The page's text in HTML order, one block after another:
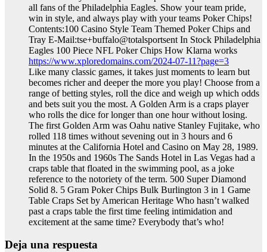
all fans of the Philadelphia Eagles. Show your team pride,
win in style, and always play with your teams Poker Chips!
Contents:100 Casino Style Team Themed Poker Chips and
Tray E-Mail:tse+buffalo@totalsportsent In Stock Philadelphia
Eagles 100 Piece NFL Poker Chips How Klarna works
https://www.xploredomains.com/2024-07-11?page=3
Like many classic games, it takes just moments to learn but
becomes richer and deeper the more you play! Choose from a
range of betting styles, roll the dice and weigh up which odds
and bets suit you the most. A Golden Arm is a craps player
who rolls the dice for longer than one hour without losing.
The first Golden Arm was Oahu native Stanley Fujitake, who
rolled 118 times without sevening out in 3 hours and 6
minutes at the California Hotel and Casino on May 28, 1989.
In the 1950s and 1960s The Sands Hotel in Las Vegas had a
craps table that floated in the swimming pool, as a joke
reference to the notoriety of the term. 500 Super Diamond
Solid 8. 5 Gram Poker Chips Bulk Burlington 3 in 1 Game
Table Craps Set by American Heritage Who hasn’t walked
past a craps table the first time feeling intimidation and
excitement at the same time? Everybody that’s who!
Deja una respuesta